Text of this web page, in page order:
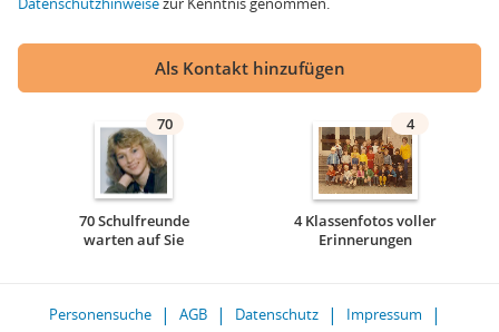
Als Kontakt hinzufügen
70
70 Schulfreunde
warten auf Sie
4
4 Klassenfotos voller
Erinnerungen
Personensuche AGB Datenschutz
Impressum